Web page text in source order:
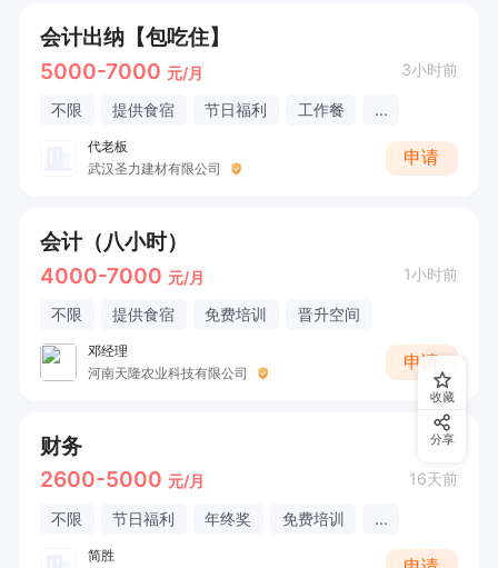
会计出纳【包吃住】
5000-7000 元/月 3小时前
不限 提供食宿 节日福利 工作餐 ...
代老板
武汉圣力建材有限公司
申请
会计（八小时）
4000-7000 元/月 1小时前
不限 提供食宿 免费培训 晋升空间
邓经理
河南天隆农业科技有限公司
申请
财务
2600-5000 元/月 16天前
不限 节日福利 年终奖 免费培训 ...
简胜
收藏
分享